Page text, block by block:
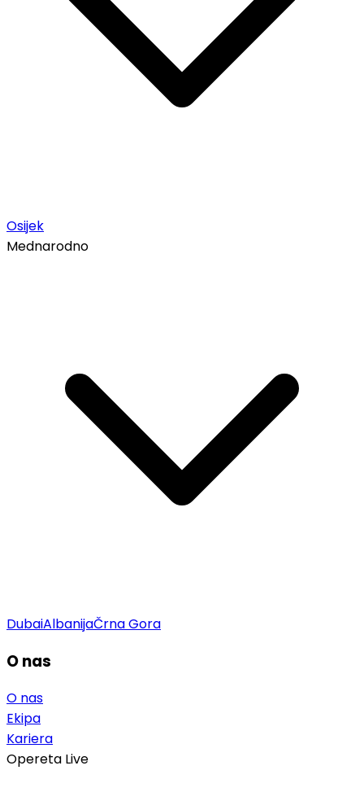
Osijek
Mednarodno
DubaiAlbanijaČrna Gora
O nas
O nas
Ekipa
Kariera
Opereta Live